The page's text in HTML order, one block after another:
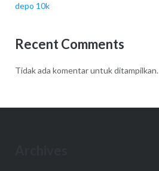
depo 10k
Recent Comments
Tidak ada komentar untuk ditampilkan.